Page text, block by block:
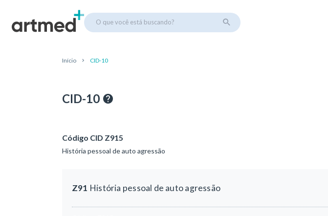
O que você está buscando?
Início CID-10
CID-10
Código CID Z915
História pessoal de auto agressão
Z91 História pessoal de auto agressão